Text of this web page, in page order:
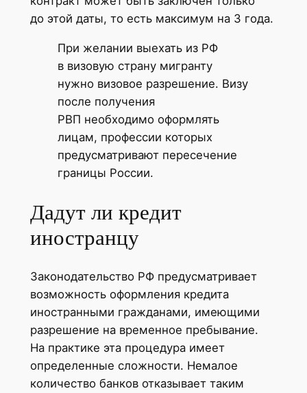
до этой даты, то есть максимум на 3 года.
При желании выехать из РФ
в визовую страну мигранту
нужно визовое разрешение. Визу
после получения
РВП необходимо оформлять
лицам, профессии которых
предусматривают пересечение
границы России.
Дадут ли кредит
иностранцу
Законодательство РФ предусматривает
возможность оформления кредита
иностранными гражданами, имеющими
разрешение на временное пребывание.
На практике эта процедура имеет
определенные сложности. Немалое
количество банков отказывает таким